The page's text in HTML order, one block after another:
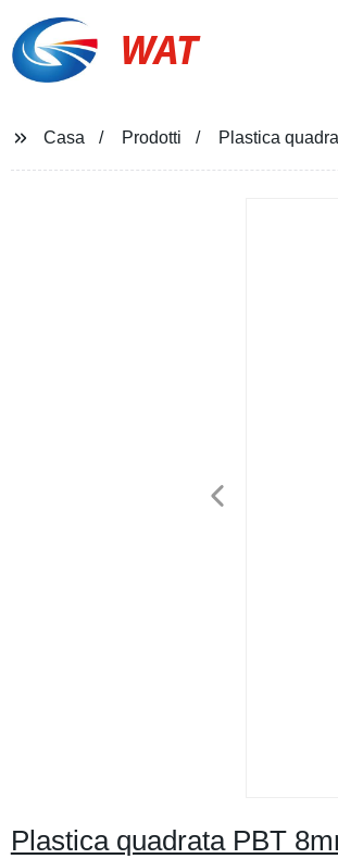
WAT
Casa Prodotti Plastica
Plastica quadrata PBT